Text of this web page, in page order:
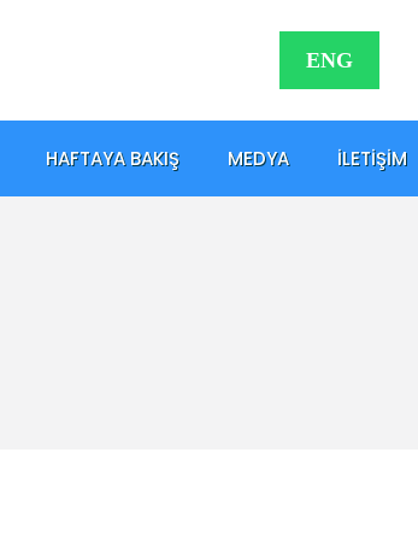
ENG
HAFTAYA BAKIŞ MEDYA İLETIŞIM